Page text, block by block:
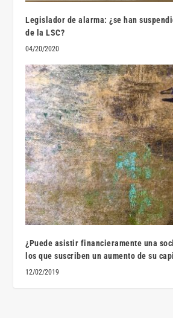
Legislador de alarma: ¿se han
de la LSC?
04/20/2020
¿Puede asistir financieramente una
los que suscriben un aumento de su
12/02/2019